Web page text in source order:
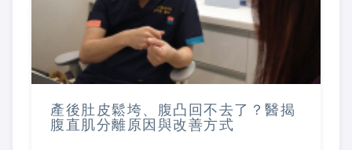
產後肚皮鬆垮、腹凸回不去了？醫揭
腹直肌分離原因與改善方式